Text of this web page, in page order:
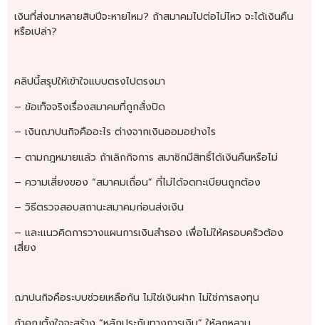
เงินที่ส่งมาหลายสิบปีจะหายไหม? ถ้าสมาคมไปต่อไม่ไหว จะได้เงินคืน
หรือเปล่า?
คลิปนี้สรุปให้เข้าใจแบบตรงไปตรงมา
– ข้อเท็จจริงเรื่องสมาคมที่ถูกสั่งปิด
– เงินฌาปนกิจคืออะไร ต่างจากเงินออมอย่างไร
– ตามกฎหมายแล้ว ถ้าเลิกกิจการ สมาชิกมีสิทธิ์ได้เงินคืนหรือไม่
– ความเสี่ยงของ “สมาคมเถื่อน” ที่ไม่ได้จดทะเบียนถูกต้อง
– วิธีตรวจสอบสถานะสมาคมก่อนส่งเงิน
– และแนวคิดการวางแผนการเงินสำรอง เพื่อไม่ให้ครอบครัวต้อง
เสี่ยง
ฌาปนกิจคือระบบช่วยเหลือกัน ไม่ใช่เงินฝาก ไม่ใช่การลงทุน